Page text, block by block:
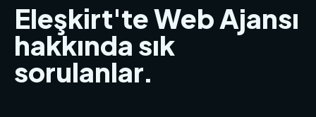
Eleşkirt'te Web Ajansı
hakkında sık
sorulanlar.